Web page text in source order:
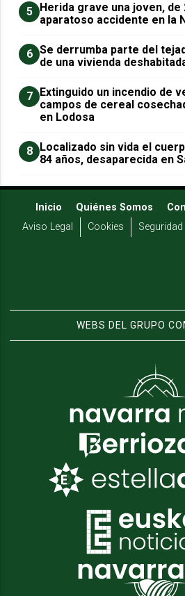
5
Herida grave una joven, de
aparatoso accidente en la
6 Se derrumba parte del
de una vivienda
7
Extinguido un incendio de
campos de cereal
en Lodosa
8
Localizado sin vida el
84 años, desaparecida en
Inicio Quiénes Somos
Aviso Legal
Cookies Seguridad
WEBS DEL GRUPO